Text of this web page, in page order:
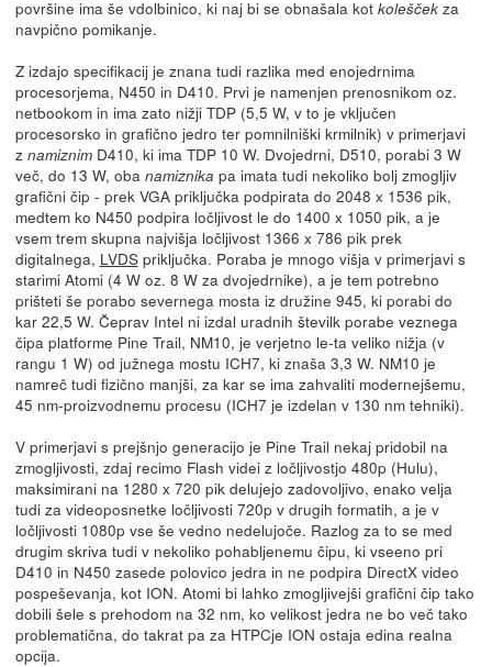
površine ima še vdolbinico, ki naj bi se obnašala kot koleščekza
navpično pomikanje.
Z izdajo specifikacij je znana tudi razlika med enojedrnima
procesorjema, N450 in D410. Prvi je namenjen prenosnikom oz.
netbookom in ima zato nižji TDP (5,5 W, v to je vključen
procesorsko in grafično jedro ter pomnilniški krmilnik) v primerjavi
z namiznimD410, ki ima TDP 10 W. Dvojedrni, D510, porabi 3 W
več, do 13 W, oba namiznika pa imata tudi nekoliko bolj zmogljiv
grafični čip - prek VGA priključka podpirata do 2048 x 1536 pik,
medtem ko N450 podpira ločljivost le do 1400 x 1050 pik, a je
vsem trem skupna najvišja ločljivost 1366 x 786 pik prek
digitalnega, LVDSpriključka. Poraba je mnogo višja v primerjavi s
starimi Atomi (4 W oz. 8 W za dvojedrnike), a je tem potrebno
prišteti še porabo severnega mosta iz družine 945, ki porabi do
kar 22,5 W. Čeprav Intel ni izdal uradnih številk porabe veznega
čipa platforme Pine Trail, NM10, je verjetno le-ta veliko nižja (v
rangu 1 W) od južnega mostu ICH7, ki znaša 3,3 W. NM10 je
namreč tudi fizično manjši, za kar se ima zahvaliti modernejšemu,
45 nm-proizvodnemu procesu (ICH7 je izdelan v 130 nm tehniki).
V primerjavi s prejšnjo generacijo je Pine Trail nekaj pridobil na
zmogljivosti, zdaj recimo Flash videi z ločljivostjo 480p (Hulu),
maksimirani na 1280 x 720 pik delujejo zadovoljivo, enako velja
tudi za videoposnetke ločljivosti 720p v drugih formatih, a je v
ločljivosti 1080p vse še vedno nedelujoče. Razlog za to se med
drugim skriva tudi v nekoliko pohabljenemu čipu, ki vseeno pri
D410 in N450 zasede polovico jedra in ne podpira DirectX video
pospeševanja, kot ION. Atomi bi lahko zmogljivejši grafični čip tako
dobili šele s prehodom na 32 nm, ko velikost jedra ne bo več tako
problematična, do takrat pa za HTPCje ION ostaja edina realna
opcija.